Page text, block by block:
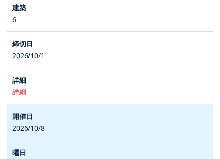
6
2026/10/1
詳細
2026/10/8